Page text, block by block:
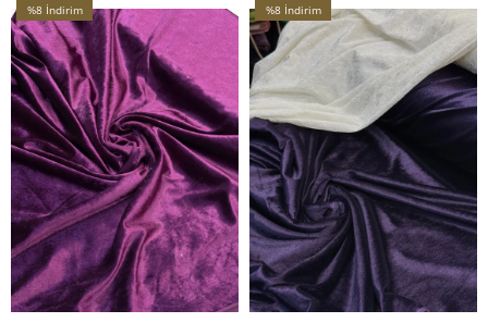
%8 İndirim
%8İndirim
%8 İndirim
%8İndirim